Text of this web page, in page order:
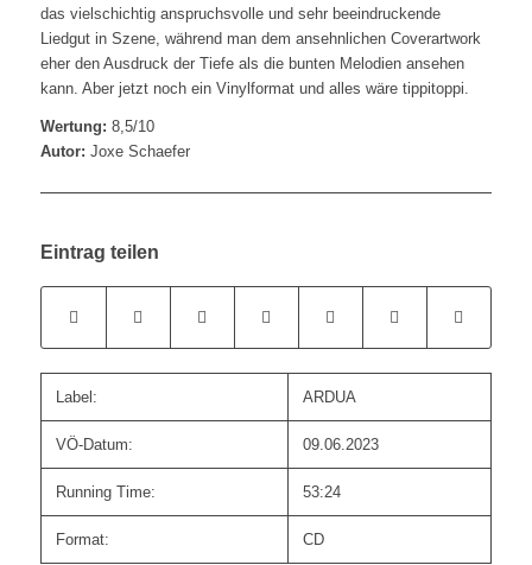
das vielschichtig anspruchsvolle und sehr beeindruckende
Liedgut in Szene, während man dem ansehnlichen Coverartwork
eher den Ausdruck der Tiefe als die bunten Melodien ansehen
kann. Aber jetzt noch ein Vinylformat und alles wäre tippitoppi.
Wertung: 8,5/10
Autor: Joxe Schaefer
Eintrag teilen
Label: ARDUA
VÖ-Datum: 09.06.2023
Running Time: 53:24
Format: CD